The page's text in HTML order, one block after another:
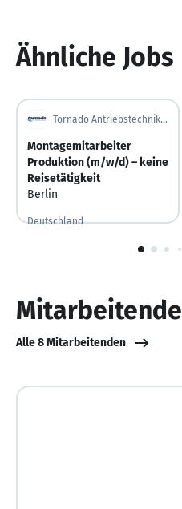
Ähnliche Jobs
Tornado Antriebstechnik GmbH
Montagemitarbeiter
Produktion (m/w/d) – keine
Reisetätigkeit
Berlin
Deutschland
Mitarbeitende
Alle 8 Mitarbeitenden